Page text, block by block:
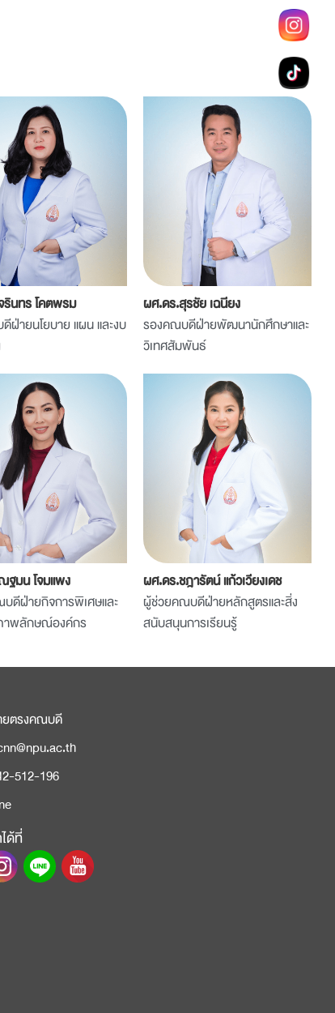
รินทร โคตพรม
ฝ่ายนโยบาย แผน และงบ
ผศ.ดร.สุรชัย เฉนียง
รองคณบดีฝ่ายพัฒนานักศึกษาและ
วิเทศสัมพันธ์
ฐมน โจมแพง
ดีฝ่ายกิจการพิเศษและ
าพลักษณ์องค์กร
ผศ.ดร.ชฎารัตน์ แก้วเวียงเดช
ผู้ช่วยคณบดีฝ่ายหลักสูตรและสิ่ง
สนับสนุนการเรียนรู้
ยตรงคณบดี
512-196
ด้ที่